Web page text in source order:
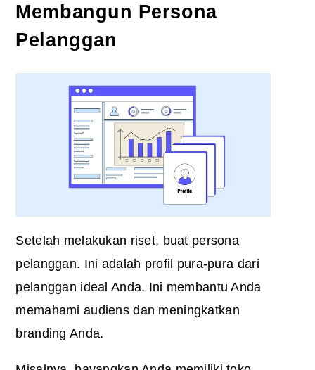
Membangun Persona
Pelanggan
Setelah melakukan riset, buat persona
pelanggan. Ini adalah profil pura-pura dari
pelanggan ideal Anda. Ini membantu Anda
memahami audiens dan meningkatkan
branding Anda.